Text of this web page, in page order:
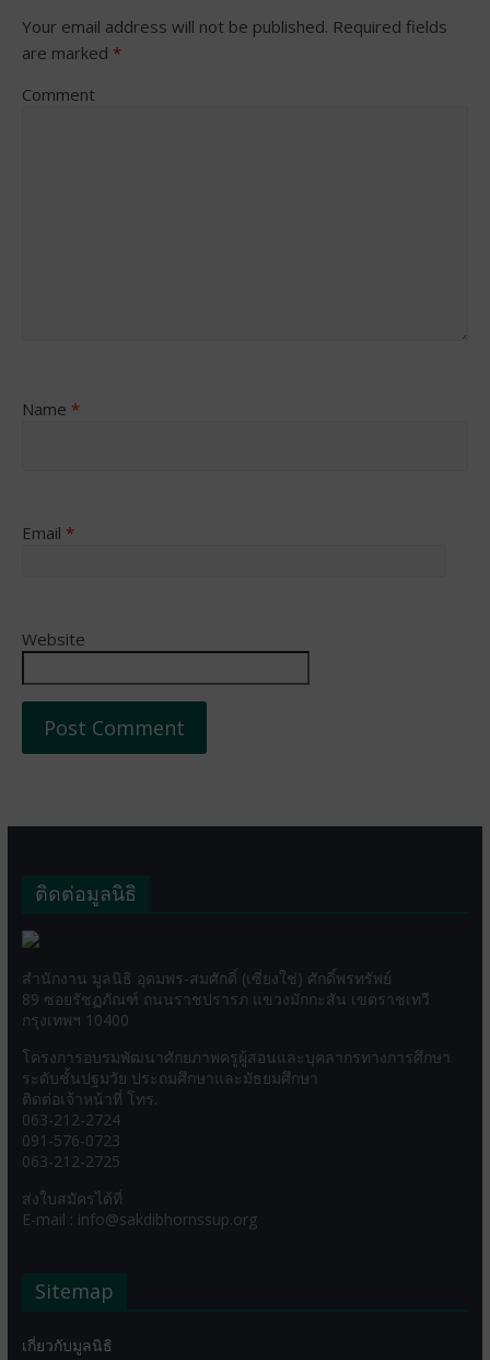
Your email address will not be published. Required fields
are marked *
Comment
Name *
Email *
Website
ติดต่อมูลนิธิ
สำนักงาน มูลนิธิ อุดมพร-สมศักดิ์ (เซี่ยงใช่) ศักดิ์พรทรัพย์
89 ซอยรัชฏภัณฑ์ ถนนราชปรารภ แขวงมักกะสัน เขตราชเทวี
กรุงเทพฯ 10400
โครงการอบรมพัฒนาศักยภาพครูผู้สอนและบุคลากรทางการศึกษา
ระดับชั้นปฐมวัย ประถมศึกษาและมัธยมศึกษา
ติดต่อเจ้าหน้าที่ โทร.
063-212-2724
091-576-0723
063-212-2725
ส่งใบสมัครได้ที่
E-mail : info@sakdibhornssup.org
Sitemap
เกี่ยวกับมูลนิธิ